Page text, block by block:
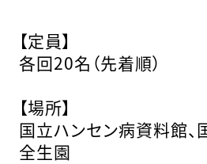
【定員】
各回20名（先着順）
【場所】
国立ハンセン病資料館
全生園